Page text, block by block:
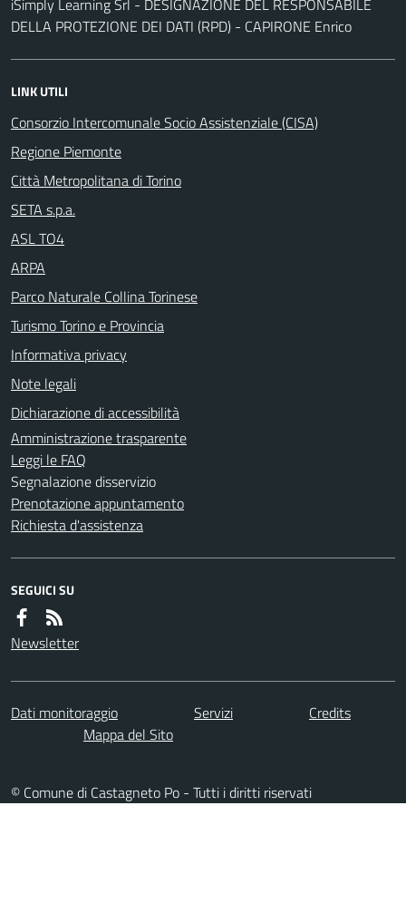
DELLA PROTEZIONE DEI DATI (RPD) - CAPIRONE Enrico
LINK UTILI
Consorzio Intercomunale Socio Assistenziale (CISA)
Regione Piemonte
Città Metropolitana di Torino
SETA s.p.a.
ASL TO4
ARPA
Parco Naturale Collina Torinese
Turismo Torino e Provincia
Informativa privacy
Note legali
Dichiarazione di accessibilità
Amministrazione trasparente
Leggi le FAQ
Segnalazione disservizio
Prenotazione appuntamento
Richiesta d'assistenza
SEGUICI SU
Newsletter
Dati monitoraggio Servizi
Credits
Mappa del Sito
© Comune di Castagneto Po - Tutti i diritti riservati